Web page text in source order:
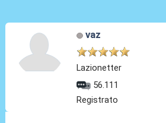
vaz
Lazionetter
56.111
Registrato